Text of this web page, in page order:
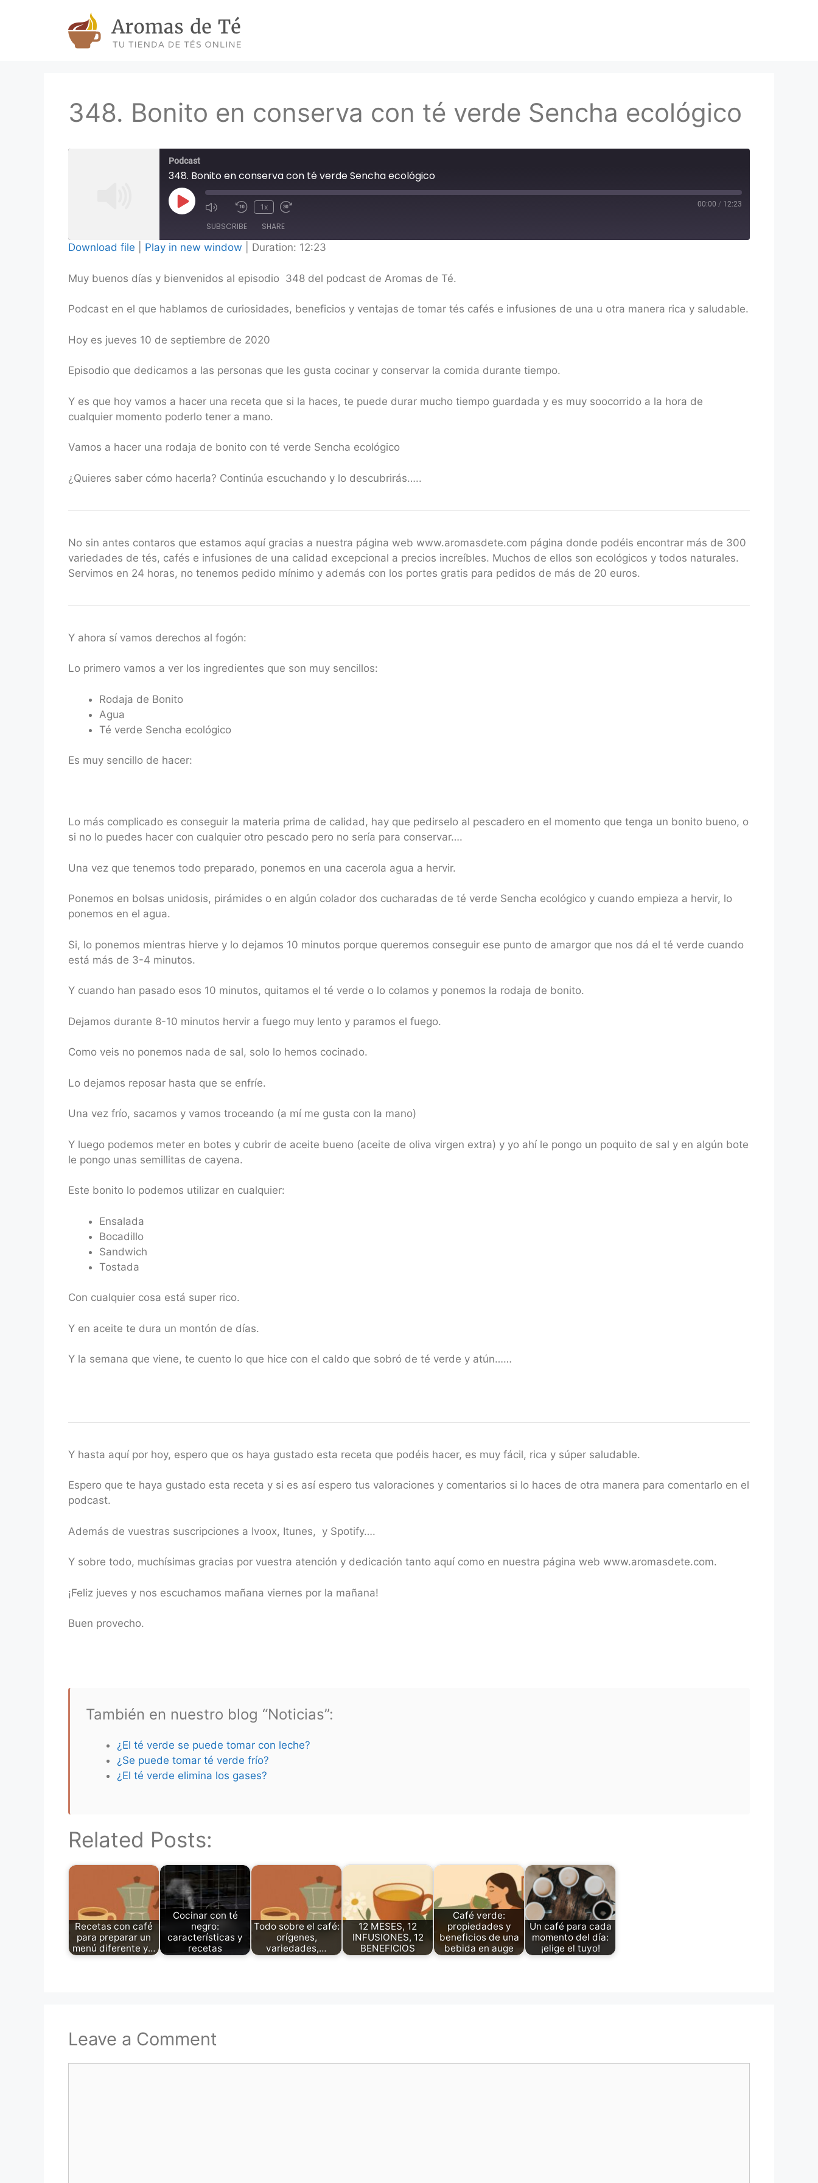
348. Bonito en conserva con té verde Sencha ecológico
Podcast
348. Bonito en conserva con té verde Sencha ecológico
Play
Episode
1x 00:00 / 12:23
SUBSCRIBE SHARE
RSS FEED
Download file Play in new window Duration: 12:23
Muy buenos días y bienvenidos al episodio 348 del podcast de Aromas de Té.
Podcast en el que hablamos de curiosidades, beneficios y ventajas de tomar tés cafés e infusiones de una u otra manera rica y saludable.
Hoy es jueves 10 de septiembre de 2020
Episodio que dedicamos a las personas que les gusta cocinar y conservar la comida durante tiempo.
Y es que hoy vamos a hacer una receta que si la haces, te puede durar mucho tiempo guardada y es muy soocorrido a la hora de
cualquier momento poderlo tener a mano.
Vamos a hacer una rodaja de bonito con té verde Sencha ecológico
¿Quieres saber cómo hacerla? Continúa escuchando y lo descubrirás…..
No sin antes contaros que estamos aquí gracias a nuestra página web www.aromasdete.com página donde podéis encontrar más de 300
variedades de tés, cafés e infusiones de una calidad excepcional a precios increíbles. Muchos de ellos son ecológicos y todos naturales.
Servimos en 24 horas, no tenemos pedido mínimo y además con los portes gratis para pedidos de más de 20 euros.
Y ahora sí vamos derechos al fogón:
Lo primero vamos a ver los ingredientes que son muy sencillos:
Rodaja de Bonito
Agua
Té verde Sencha ecológico
Es muy sencillo de hacer:
Lo más complicado es conseguir la materia prima de calidad, hay que pedirselo al pescadero en el momento que tenga un bonito bueno, o
si no lo puedes hacer con cualquier otro pescado pero no sería para conservar….
Una vez que tenemos todo preparado, ponemos en una cacerola agua a hervir.
Ponemos en bolsas unidosis, pirámides o en algún colador dos cucharadas de té verde Sencha ecológico y cuando empieza a hervir, lo
ponemos en el agua.
Si, lo ponemos mientras hierve y lo dejamos 10 minutos porque queremos conseguir ese punto de amargor que nos dá el té verde cuando
está más de 3-4 minutos.
Y cuando han pasado esos 10 minutos, quitamos el té verde o lo colamos y ponemos la rodaja de bonito.
Dejamos durante 8-10 minutos hervir a fuego muy lento y paramos el fuego.
Como veis no ponemos nada de sal, solo lo hemos cocinado.
Lo dejamos reposar hasta que se enfríe.
Una vez frío, sacamos y vamos troceando (a mí me gusta con la mano)
Y luego podemos meter en botes y cubrir de aceite bueno (aceite de oliva virgen extra) y yo ahí le pongo un poquito de sal y en algún bote
le pongo unas semillitas de cayena.
Este bonito lo podemos utilizar en cualquier:
Ensalada
Bocadillo
Sandwich
Tostada
Con cualquier cosa está super rico.
Y en aceite te dura un montón de días.
Y la semana que viene, te cuento lo que hice con el caldo que sobró de té verde y atún……
Y hasta aquí por hoy, espero que os haya gustado esta receta que podéis hacer, es muy fácil, rica y súper saludable.
Espero que te haya gustado esta receta y si es así espero tus valoraciones y comentarios si lo haces de otra manera para comentarlo en el
podcast.
Además de vuestras suscripciones a Ivoox, Itunes, y Spotify….
Y sobre todo, muchísimas gracias por vuestra atención y dedicación tanto aquí como en nuestra página web www.aromasdete.com.
¡Feliz jueves y nos escuchamos mañana viernes por la mañana!
Buen provecho.
También en nuestro blog “Noticias”:
¿El té verde se puede tomar con leche?
¿Se puede tomar té verde frío?
¿El té verde elimina los gases?
Related Posts:
Recetas con café
para preparar un
menú diferente y…
Cocinar con té
negro:
características y
recetas
Todo sobre el café:
orígenes,
variedades,…
12 MESES, 12
INFUSIONES, 12
BENEFICIOS
Café verde:
propiedades y
beneficios de una
bebida en auge
Un café para cada
momento del día:
¡elige el tuyo!
Leave a Comment